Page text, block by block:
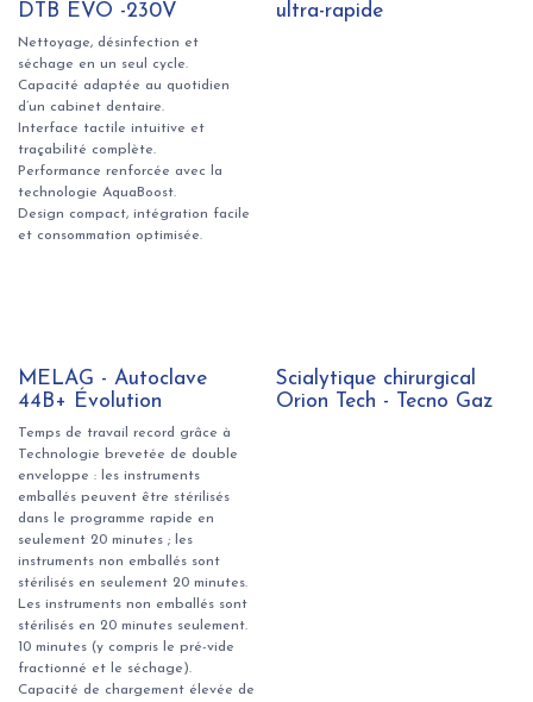
DTB EVO -230V
Nettoyage, désinfection et
séchage en un seul cycle.
Capacité adaptée au quotidien
d’un cabinet dentaire.
Interface tactile intuitive et
traçabilité complète.
Performance renforcée avec la
technologie AquaBoost.
Design compact, intégration facile
et consommation optimisée.
ultra-rapide
MELAG - Autoclave
44B+ Évolution
Temps de travail record grâce à
Technologie brevetée de double
enveloppe : les instruments
emballés peuvent être stérilisés
dans le programme rapide en
seulement 20 minutes ; les
instruments non emballés sont
stérilisés en seulement 20 minutes.
Les instruments non emballés sont
stérilisés en 20 minutes seulement.
10 minutes (y compris le pré-vide
fractionné et le séchage).
Capacité de chargement élevée de
Scialytique chirurgical
Orion Tech - Tecno Gaz